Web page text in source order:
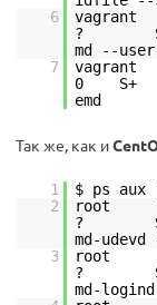
6
vagrant
? Ss
md --user
7
vagrant
0 S+
emd
Так же, как и
1
$ ps aux
2
root
? Ss
md-udevd
3
root
? Ss
md-logind